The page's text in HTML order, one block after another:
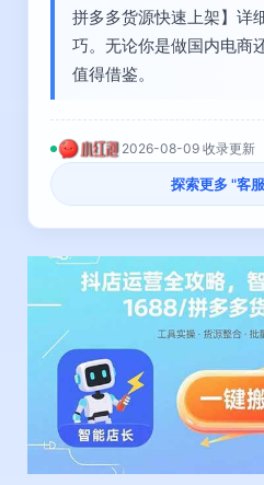
拼多多货源快速上架】详
巧。无论你是做国内电商
值得借鉴。
2026-08-09 收录更新
探索更多 "客服